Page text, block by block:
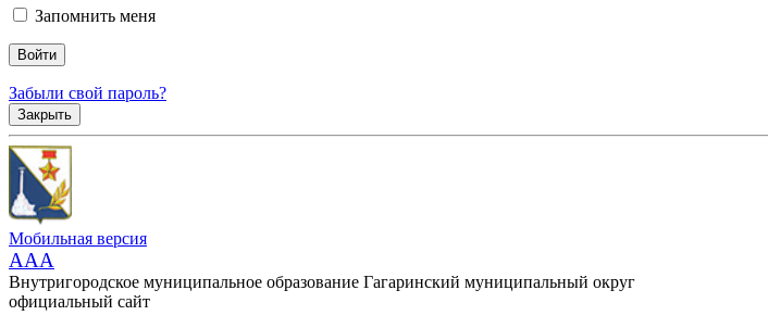
Запомнить меня
Забыли свой пароль?
Закрыть
Мобильная версия
AAA
Внутригородское муниципальное образование Гагаринский муниципальный округ
официальный сайт